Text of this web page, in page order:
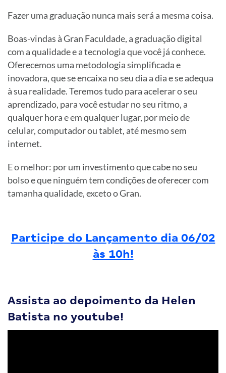
Fazer uma graduação nunca mais será a mesma coisa.
Boas-vindas à Gran Faculdade, a graduação digital
com a qualidade e a tecnologia que você já conhece.
Oferecemos uma metodologia simplificada e
inovadora, que se encaixa no seu dia a dia e se adequa
à sua realidade. Teremos tudo para acelerar o seu
aprendizado, para você estudar no seu ritmo, a
qualquer hora e em qualquer lugar, por meio de
celular, computador ou tablet, até mesmo sem
internet.
E o melhor: por um investimento que cabe no seu
bolso e que ninguém tem condições de oferecer com
tamanha qualidade, exceto o Gran.
Participe do Lançamento dia 06/02
às 10h!
Assista ao depoimento da Helen
Batista no youtube!